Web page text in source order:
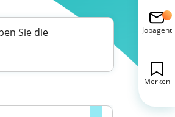
Sie die Jobagent
Merken